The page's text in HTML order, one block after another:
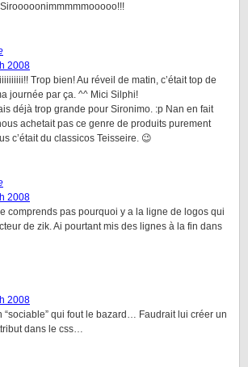
2008
Trop bien! Au réveil de matin, c’était top de
journée par ça. ^^ Mici Silphi!
déjà trop grande pour Sironimo. :p Nan en fait
achetait pas ce genre de produits purement
c’était du classicos Teisseire. 😉
2008
comprends pas pourquoi y a la ligne de logos qui
de zik. Ai pourtant mis des lignes à la fin dans
2008
“sociable” qui fout le bazard… Faudrait lui créer un
dans le css…